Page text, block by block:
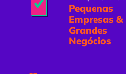
Pequenas
Empresas &
Grandes
Negócios